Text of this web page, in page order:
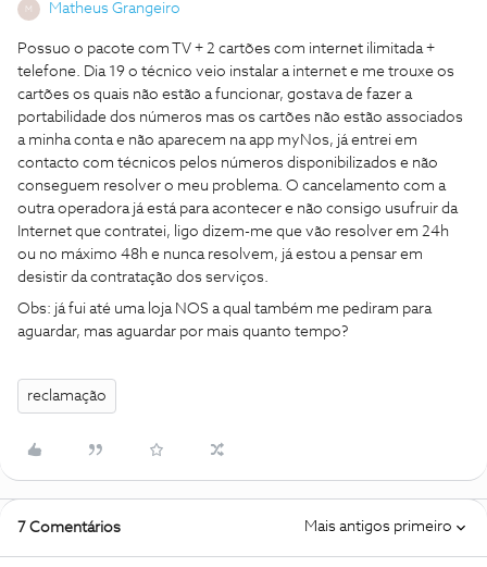
M Matheus Grangeiro
Possuo o pacote com TV + 2 cartões com internet ilimitada +
telefone. Dia 19 o técnico veio instalar a internet e me trouxe os
cartões os quais não estão a funcionar, gostava de fazer a
portabilidade dos números mas os cartões não estão associados
a minha conta e não aparecem na app myNos, já entrei em
contacto com técnicos pelos números disponibilizados e não
conseguem resolver o meu problema. O cancelamento com a
outra operadora já está para acontecer e não consigo usufruir da
Internet que contratei, ligo dizem-me que vão resolver em 24h
ou no máximo 48h e nunca resolvem, já estou a pensar em
desistir da contratação dos serviços.
Obs: já fui até uma loja NOS a qual também me pediram para
aguardar, mas aguardar por mais quanto tempo?
reclamação
7 Comentários Mais antigos primeiro